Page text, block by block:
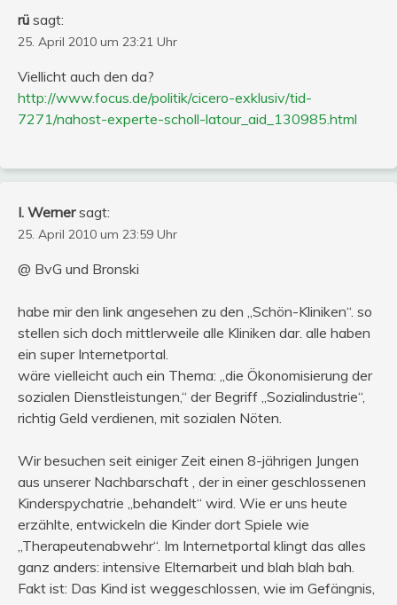
rü sagt:
25. April 2010 um 23:21 Uhr
Viellicht auch den da?
http://www.focus.de/politik/cicero-exklusiv/tid-
7271/nahost-experte-scholl-latour_aid_130985.html
I. Werner sagt:
25. April 2010 um 23:59 Uhr
@ BvG und Bronski
habe mir den link angesehen zu den „Schön-Kliniken“. so
stellen sich doch mittlerweile alle Kliniken dar. alle haben
ein super Internetportal.
wäre vielleicht auch ein Thema: „die Ökonomisierung der
sozialen Dienstleistungen,“ der Begriff „Sozialindustrie“,
richtig Geld verdienen, mit sozialen Nöten.
Wir besuchen seit einiger Zeit einen 8-jährigen Jungen
aus unserer Nachbarschaft , der in einer geschlossenen
Kinderspychatrie „behandelt“ wird. Wie er uns heute
erzählte, entwickeln die Kinder dort Spiele wie
„Therapeutenabwehr“. Im Internetportal klingt das alles
ganz anders: intensive Elternarbeit und blah blah bah.
Fakt ist: Das Kind ist weggeschlossen, wie im Gefängnis,